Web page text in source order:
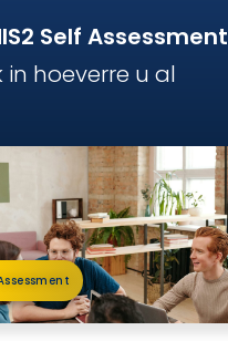
Self Assessment
hoeverre u al